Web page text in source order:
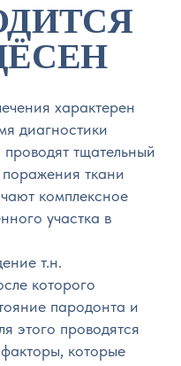
характерен
диагностики
тщательный
ткани
комплексное
участка в
т.н.
которого
пародонта и
этого проводятся
которые